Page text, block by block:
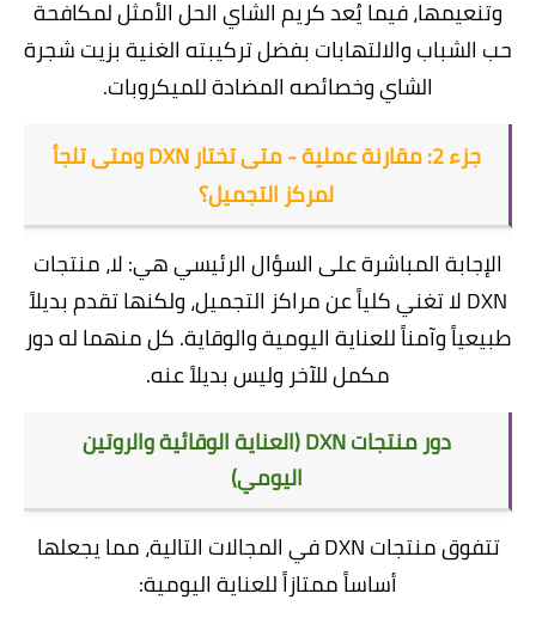
وتنعيمها، فيما يُعد كريم الشاي الحل الأمثل لمكافحة
حب الشباب والالتهابات بفضل تركيبته الغنية بزيت شجرة
الشاي وخصائصه المضادة للميكروبات.
جزء 2: مقارنة عملية - متى تختار DXN ومتى تلجأ
لمركز التجميل؟
الإجابة المباشرة على السؤال الرئيسي هي: لا، منتجات
DXN لا تغني كلياً عن مراكز التجميل، ولكنها تقدم بديلاً
طبيعياً وآمناً للعناية اليومية والوقاية. كل منهما له دور
مكمل للآخر وليس بديلاً عنه.
دور منتجات DXN (العناية الوقائية والروتين
اليومي)
تتفوق منتجات DXN في المجالات التالية، مما يجعلها
أساساً ممتازاً للعناية اليومية: